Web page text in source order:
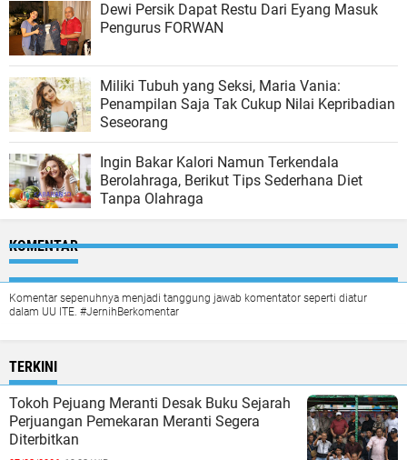
Dewi Persik Dapat Restu Dari Eyang Masuk
Pengurus FORWAN
Miliki Tubuh yang Seksi, Maria Vania:
Penampilan Saja Tak Cukup Nilai Kepribadian
Seseorang
Ingin Bakar Kalori Namun Terkendala
Berolahraga, Berikut Tips Sederhana Diet
Tanpa Olahraga
KOMENTAR
Komentar sepenuhnya menjadi tanggung jawab komentator seperti diatur
dalam UU ITE. #JernihBerkomentar
TERKINI
Tokoh Pejuang Meranti Desak Buku Sejarah
Perjuangan Pemekaran Meranti Segera
Diterbitkan